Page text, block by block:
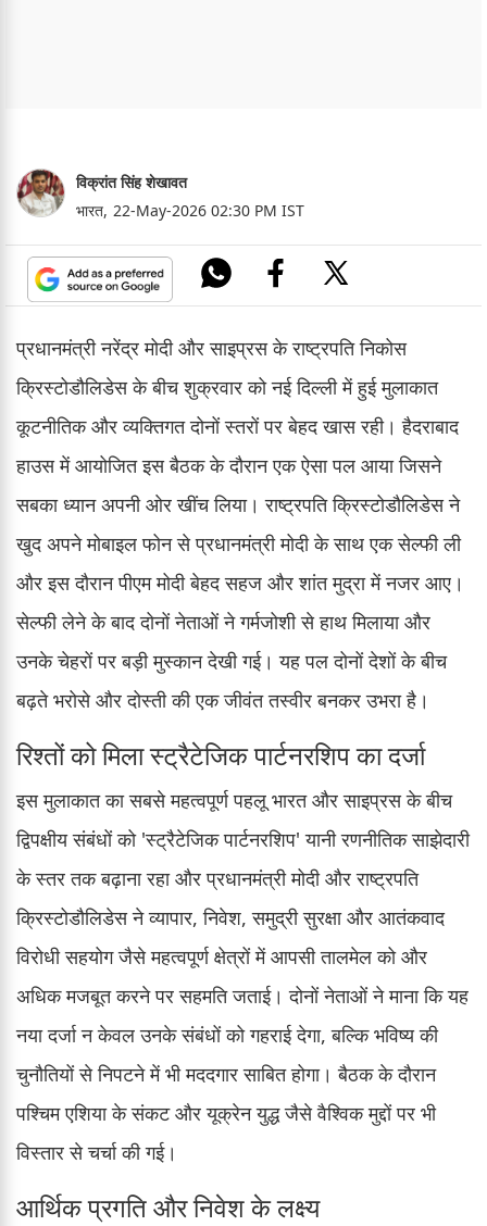
विक्रांत सिंह शेखावत
भारत, 22-May-2026 02:30 PM IST
प्रधानमंत्री नरेंद्र मोदी और साइप्रस के राष्ट्रपति निकोस
क्रिस्टोडौलिडेस के बीच शुक्रवार को नई दिल्ली में हुई मुलाकात
कूटनीतिक और व्यक्तिगत दोनों स्तरों पर बेहद खास रही। हैदराबाद
हाउस में आयोजित इस बैठक के दौरान एक ऐसा पल आया जिसने
सबका ध्यान अपनी ओर खींच लिया। राष्ट्रपति क्रिस्टोडौलिडेस ने
खुद अपने मोबाइल फोन से प्रधानमंत्री मोदी के साथ एक सेल्फी ली
और इस दौरान पीएम मोदी बेहद सहज और शांत मुद्रा में नजर आए।
सेल्फी लेने के बाद दोनों नेताओं ने गर्मजोशी से हाथ मिलाया और
उनके चेहरों पर बड़ी मुस्कान देखी गई। यह पल दोनों देशों के बीच
बढ़ते भरोसे और दोस्ती की एक जीवंत तस्वीर बनकर उभरा है।
रिश्तों को मिला स्ट्रैटेजिक पार्टनरशिप का दर्जा
इस मुलाकात का सबसे महत्वपूर्ण पहलू भारत और साइप्रस के बीच
द्विपक्षीय संबंधों को 'स्ट्रैटेजिक पार्टनरशिप' यानी रणनीतिक साझेदारी
के स्तर तक बढ़ाना रहा और प्रधानमंत्री मोदी और राष्ट्रपति
क्रिस्टोडौलिडेस ने व्यापार, निवेश, समुद्री सुरक्षा और आतंकवाद
विरोधी सहयोग जैसे महत्वपूर्ण क्षेत्रों में आपसी तालमेल को और
अधिक मजबूत करने पर सहमति जताई। दोनों नेताओं ने माना कि यह
नया दर्जा न केवल उनके संबंधों को गहराई देगा, बल्कि भविष्य की
चुनौतियों से निपटने में भी मददगार साबित होगा। बैठक के दौरान
पश्चिम एशिया के संकट और यूक्रेन युद्ध जैसे वैश्विक मुद्दों पर भी
विस्तार से चर्चा की गई।
आर्थिक प्रगति और निवेश के लक्ष्य